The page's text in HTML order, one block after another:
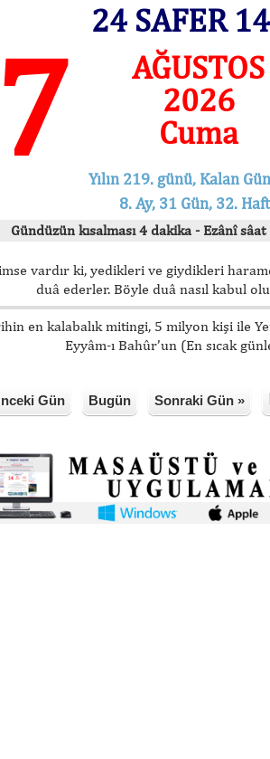
24 SAFER
7
AĞUSTOS
2026
Cuma
Yılın 219. günü, Kalan
8. Ay, 31 Gün, 32.
Gündüzün kısalması 4 dakika - Ezânî
vardır ki, yedikleri ve giydikleri
duâ ederler. Böyle duâ nasıl kabul
en kalabalık mitingi, 5 milyon kişi ile
Eyyâm-ı Bahûr’un (En sıcak
Gün Bugün Sonraki Gün »